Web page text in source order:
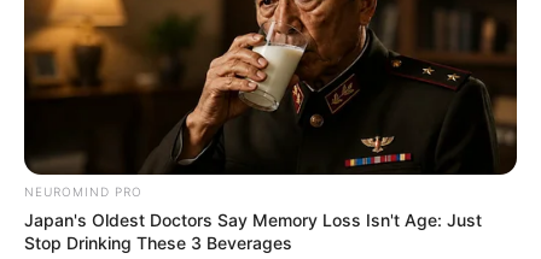
NEUROMIND PRO
Japan's Oldest Doctors Say Memory Loss Isn't Age: Just
Stop Drinking These 3 Beverages